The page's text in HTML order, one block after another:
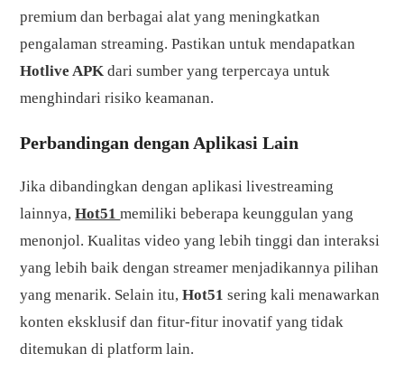
premium dan berbagai alat yang meningkatkan
pengalaman streaming. Pastikan untuk mendapatkan
Hotlive APK dari sumber yang terpercaya untuk
menghindari risiko keamanan.
Perbandingan dengan Aplikasi Lain
Jika dibandingkan dengan aplikasi livestreaming
lainnya,Hot51memiliki beberapa keunggulan yang
menonjol. Kualitas video yang lebih tinggi dan interaksi
yang lebih baik dengan streamer menjadikannya pilihan
yang menarik. Selain itu,Hot51 sering kali menawarkan
konten eksklusif dan fitur-fitur inovatif yang tidak
ditemukan di platform lain.